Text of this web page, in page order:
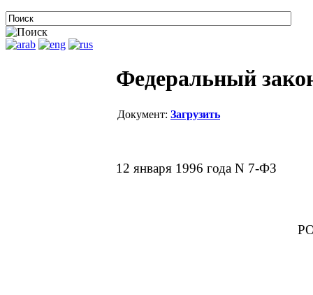
Федеральный
Документ: Загрузить
12 января 1996 года N 7-ФЗ